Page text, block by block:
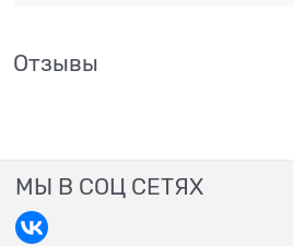
Отзывы
МЫ В СОЦ СЕТЯХ